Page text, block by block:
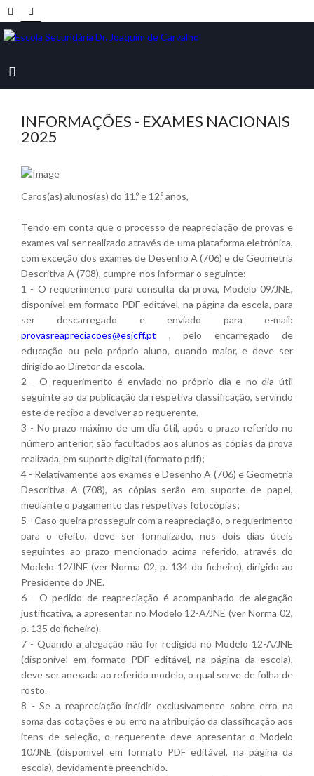
INFORMAÇÕES - EXAMES NACIONAIS
2025
Caros(as) alunos(as) do 11.º e 12.º anos,
Tendo em conta que o processo de reapreciação de provas e
exames vai ser realizado através de uma plataforma eletrónica,
com exceção dos exames de Desenho A (706) e de Geometria
Descritiva A (708), cumpre-nos informar o seguinte:
1 - O requerimento para consulta da prova, Modelo 09/JNE,
disponível em formato PDF editável, na página da escola, para
ser descarregado e enviado para e-mail:
provasreapreciacoes@esjcff.pt , pelo encarregado de
educação ou pelo próprio aluno, quando maior, e deve ser
dirigido ao Diretor da escola.
2 - O requerimento é enviado no próprio dia e no dia útil
seguinte ao da publicação da respetiva classificação, servindo
este de recibo a devolver ao requerente.
3 - No prazo máximo de um dia útil, após o prazo referido no
número anterior, são facultados aos alunos as cópias da prova
realizada, em suporte digital (formato pdf);
4 - Relativamente aos exames e Desenho A (706) e Geometria
Descritiva A (708), as cópias serão em suporte de papel,
mediante o pagamento das respetivas fotocópias;
5 - Caso queira prosseguir com a reapreciação, o requerimento
para o efeito, deve ser formalizado, nos dois dias úteis
seguintes ao prazo mencionado acima referido, através do
Modelo 12/JNE (ver Norma 02, p. 134 do ficheiro), dirigido ao
Presidente do JNE.
6 - O pedido de reapreciação é acompanhado de alegação
justificativa, a apresentar no Modelo 12-A/JNE (ver Norma 02,
p. 135 do ficheiro).
7 - Quando a alegação não for redigida no Modelo 12-A/JNE
(disponível em formato PDF editável, na página da escola),
deve ser anexada ao referido modelo, o qual serve de folha de
rosto.
8 - Se a reapreciação incidir exclusivamente sobre erro na
soma das cotações e ou erro na atribuição da classificação aos
itens de seleção, o requerente deve apresentar o Modelo
10/JNE (disponível em formato PDF editável, na página da
escola), devidamente preenchido.